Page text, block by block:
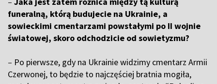
funeralną, którą budujecie na Ukrainie, a
sowieckimi cmentarzami powstałymi po II wojnie
światowej, skoro odchodzicie od sowietyzmu?
– Po pierwsze, gdy na Ukrainie widzimy cmentarz Armii
Czerwonej, to będzie to najczęściej bratnia mogiła,